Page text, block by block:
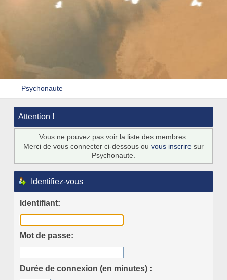
Psychonaute
Attention !
Vous ne pouvez pas voir la liste des membres.
Merci de vous connecter ci-dessous ou vous inscriresur
Psychonaute.
Identifiez-vous
Identifiant:
Mot de passe:
Durée de connexion (en minutes) :